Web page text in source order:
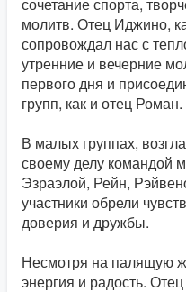
сочетание спорта,
молитв. Отец Иджино,
сопровождал нас с
утренние и вечерние
первого дня и
групп, как и отец Роман.
В малых группах,
своему делу командой
Эзраэлой, Рейн,
участники обрели
доверия и дружбы.
Несмотря на палящую
энергия и радость.